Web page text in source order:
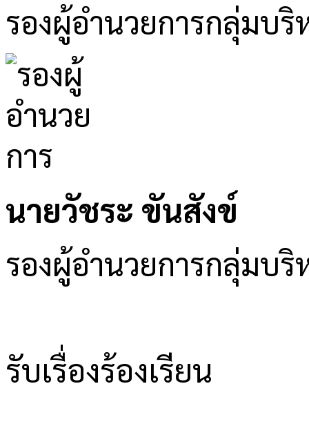
รองผู้อำนวยการกลุ่มบริ
นายวัชระ ขันสังข์
รองผู้อำนวยการกลุ่มบ
รับเรื่องร้องเรียน